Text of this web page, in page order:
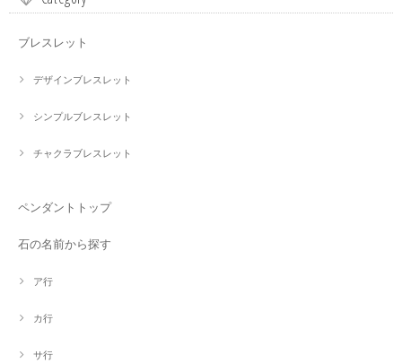
ブレスレット
デザインブレスレット
シンプルブレスレット
チャクラブレスレット
ペンダントトップ
石の名前から探す
ア行
カ行
サ行